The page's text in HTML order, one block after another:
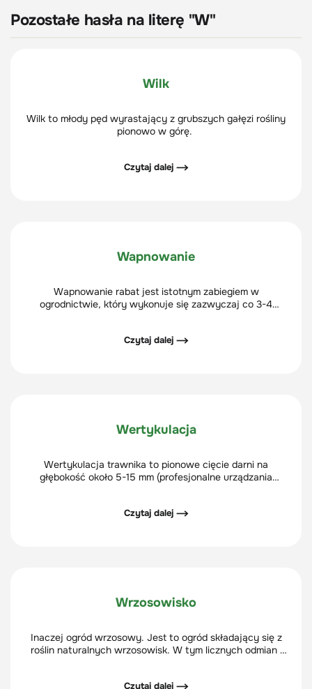
Pozostałe hasła na literę "W"
Wilk
Wilk to młody pęd wyrastający z grubszych gałęzi rośliny
pionowo w górę.
Czytaj dalej ⟶
Wapnowanie
Wapnowanie rabat jest istotnym zabiegiem w
ogrodnictwie, który wykonuje się zazwyczaj co 3-4
roślin na rabatach.
Czytaj dalej ⟶
Wertykulacja
Wertykulacja trawnika to pionowe cięcie darni na
głębokość około 5-15 mm (profesjonalne urządzania
zapewnimy trawie lepszy dostęp wody, światła i tlenu
Czytaj dalej ⟶
Wrzosowisko
Inaczej ogród wrzosowy. Jest to ogród składający się z
roślin naturalnych wrzosowisk. W tym licznych odmian i
Czytaj dalej ⟶